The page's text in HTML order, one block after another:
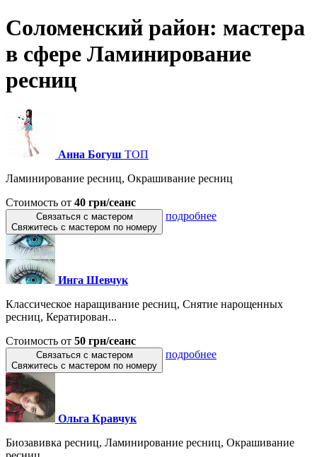
Соломенский район: мастера
в сфере Ламинирование
ресниц
Анна Богуш ТОП
Ламинирование ресниц, Окрашивание ресниц
Стоимость от 40 грн/сеанс
Связаться с мастером
Свяжитесь с мастером по номеру
подробнее
Инга Шевчук
Классическое наращивание ресниц, Снятие нарощенных
ресниц, Кератирован...
Стоимость от 50 грн/сеанс
Связаться с мастером
Свяжитесь с мастером по номеру
подробнее
Ольга Кравчук
Биозавивка ресниц, Ламинирование ресниц, Окрашивание